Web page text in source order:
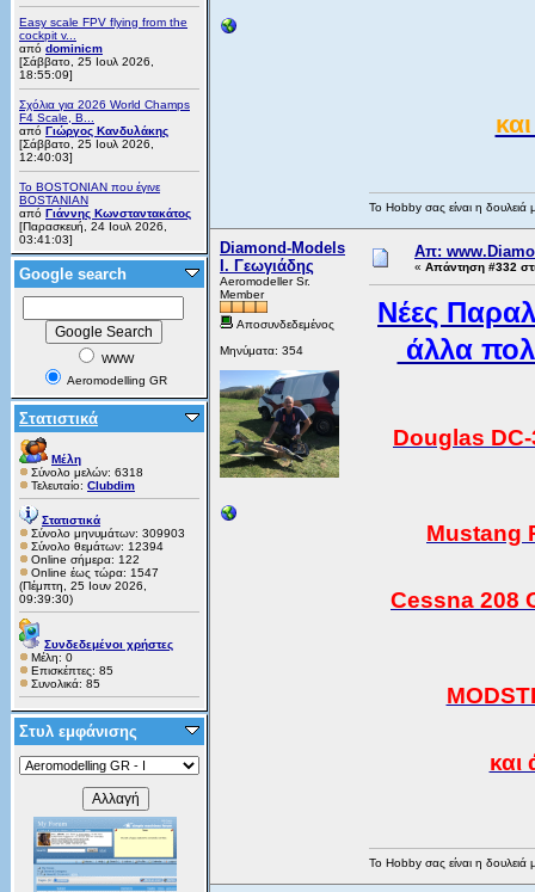
Easy scale FPV flying from the
cockpit v...
από dominicm
[Σάββατο, 25 Ιουλ 2026,
18:55:09]
Σχόλια για 2026 World Champs
F4 Scale, B...
από Γιώργος Κανδυλάκης
[Σάββατο, 25 Ιουλ 2026,
12:40:03]
Το BOSTONIAN που έγινε
BOSTANIAN
από Γιάννης Κωνσταντακάτος
[Παρασκευή, 24 Ιουλ 2026,
03:41:03]
Google search
WWW
Aeromodelling GR
Στατιστικά
Μέλη
Σύνολο μελών: 6318
Τελευταίο: Clubdim
Στατιστικά
Σύνολο μηνυμάτων: 309903
Σύνολο θεμάτων: 12394
Online σήμερα: 122
Online έως τώρα: 1547
(Πέμπτη, 25 Ιουν 2026,
09:39:30)
Συνδεδεμένοι χρήστες
Μέλη: 0
Επισκέπτες: 85
Συνολικά: 85
Στυλ εμφάνισης
Το Hobby σας είναι η δουλειά
Diamond-Models
Ι. Γεωγιάδης
Aeromodeller Sr.
Member
Αποσυνδεδεμένος
Μηνύματα: 354
Απ:
« Απάντηση #332
Νέες
άλλα
Douglas
Mustang
Cessna 208
Το Hobby σας είναι η δουλειά